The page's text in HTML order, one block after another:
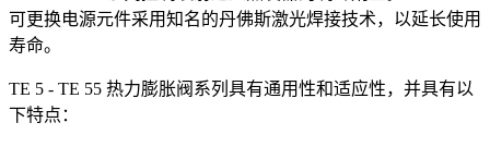
可更换电源元件采用知名的丹佛斯激光焊接技术，以延长使用
寿命。
TE 5 - TE 55 热力膨胀阀系列具有通用性和适应性，并具有以
下特点：